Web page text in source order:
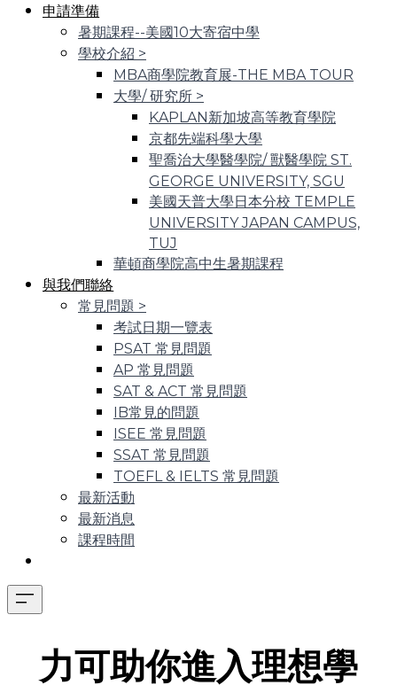
申請準備
暑期課程--美國10大寄宿中學
學校介紹 >
MBA商學院教育展-THE MBA TOUR
大學/ 研究所 >
KAPLAN新加坡高等教育學院
京都先端科學大學
聖喬治大學醫學院/ 獸醫學院 ST.
GEORGE UNIVERSITY, SGU
美國天普大學日本分校 TEMPLE
UNIVERSITY JAPAN CAMPUS,
TUJ
華頓商學院高中生暑期課程
與我們聯絡
常見問題 >
考試日期一覽表
PSAT 常見問題
AP 常見問題
SAT & ACT 常見問題
IB常見的問題
ISEE 常見問題
SSAT 常見問題
TOEFL & IELTS 常見問題
最新活動
最新消息
課程時間
力可助你進入理想學